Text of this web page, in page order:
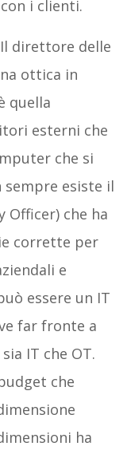
i clienti.
direttore delle
ottica in
quella
esterni che
che si
sempre esiste il
Officer) che ha
corrette per
e
essere un IT
far fronte a
IT che OT.
che
ha